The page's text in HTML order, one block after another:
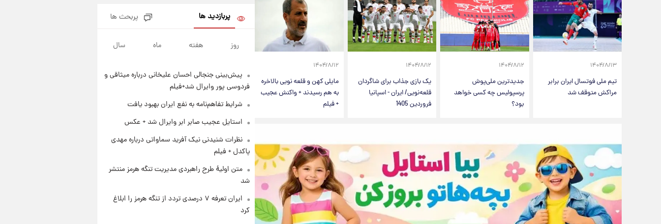
۱۴۰۴/۸/۱۳
تیم ملی فوتسال ایران برابر
مراکش متوقف شد
۱۴۰۴/۸/۱۲
جدیدترین ملی‌پوش
پرسپولیس چه کسی خواهد
بود؟
۱۴۰۴/۸/۱۲
یک بازی جذاب برای شاگردان
قلعه‌نویی/ ایران - اسپانیا
فروردین 1405
۱۴۰۴/۸/۱۲
مایلی کهن و قلعه نویی بالاخره
به هم رسیدند + واکنش عجیب
+ فیلم
قیمت طلا و سکه امروز پنجشنبه
۱۵ مرداد ۱۴۰۵
۱ روز پیش
۱ روز پیش
شرایط تازه فروش اقساطی سایپا
اعلام شد؛ شاهین، کوییک، اطلس،
جدول
سیگنال‌های جدید برای بازار طلا؛
پیش‌بینی قیمت سکه و طلا فردا
پربازدید ها پربحث ها
روز هفته ماه سال
پیش‌بینی جنجالی احسان علیخانی درباره میثاقی و
فردوسی پور وایرال شد+فیلم
شرایط تفاهم‌نامه به نفع ایران بهبود یافت
استایل عجیب صابر ابر وایرال شد + عکس
نظرات شنیدنی نیک آفرید سماواتی درباره مهدی
پاکدل + فیلم
متن اولیۀ طرح راهبردی مدیریت تنگه هرمز منتشر
شد
ایران تعرفه ۷ درصدی تردد از تنگه هرمز را ابلاغ
کرد